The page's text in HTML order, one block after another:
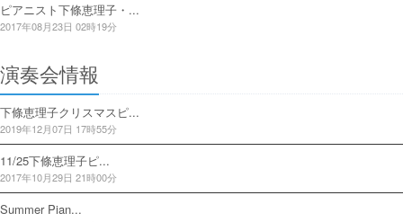
ピアニスト下條恵理子・...
2017年08月23日 02時19分
演奏会情報
下條恵理子クリスマスピ...
2019年12月07日 17時55分
11/25下條恵理子ピ...
2017年10月29日 21時00分
Summer Pian...